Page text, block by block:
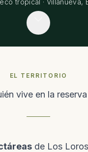
EL TERRITORIO
vive en la reserva
de Los